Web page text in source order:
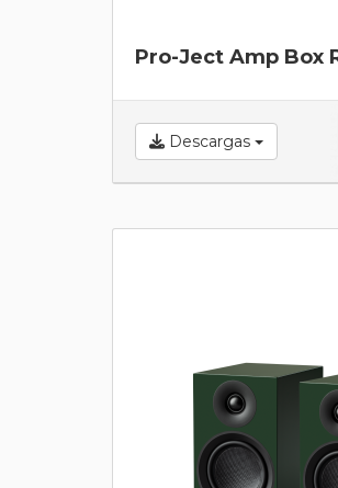
Pro-Ject Amp Box
Descargas